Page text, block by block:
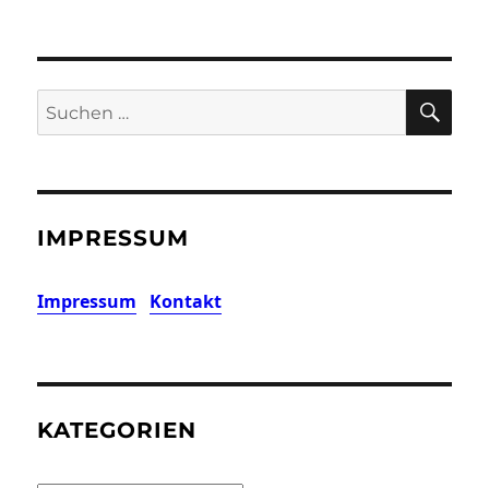
Suchen
nach:
IMPRESSUM
Impressum Kontakt
KATEGORIEN